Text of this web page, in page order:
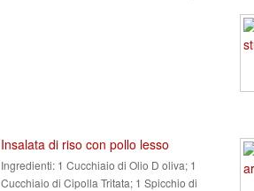
Insalata di riso con pollo lesso
Ingredienti: 1 Cucchiaio di Olio D oliva; 1
Cucchiaio di Cipolla Tritata; 1 Spicchio di